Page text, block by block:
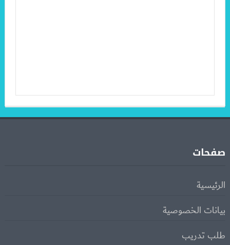
صفحات
الرئيسية
بيانات الخصوصية
طلب تدريب